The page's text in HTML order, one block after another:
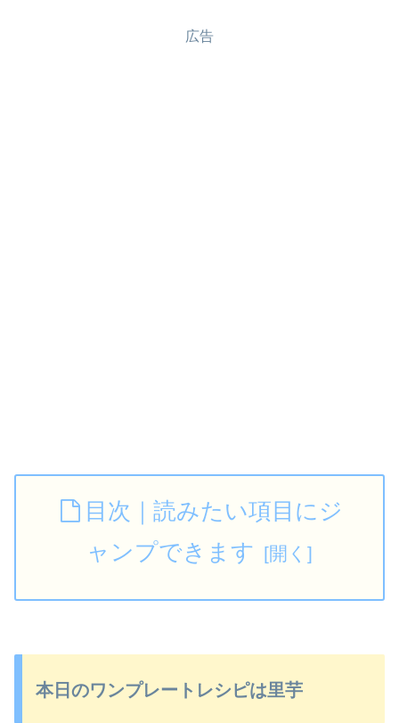
広告
目次｜読みたい項目にジ
ャンプできます
本日のワンプレートレシピは里芋